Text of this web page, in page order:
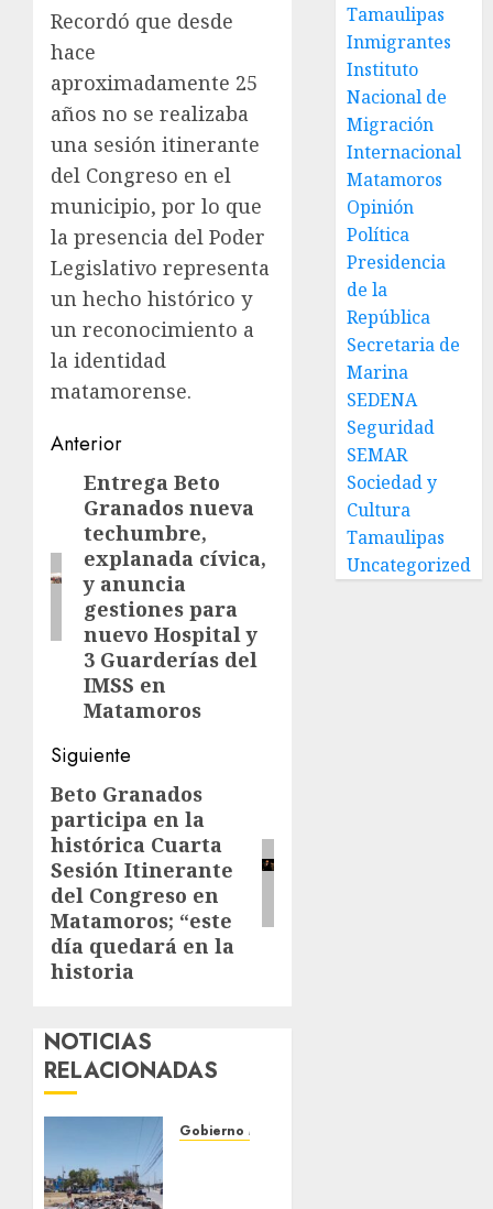
Recordó que desde
hace
aproximadamente 25
años no se realizaba
una sesión itinerante
del Congreso en el
municipio, por lo que
la presencia del Poder
Legislativo representa
un hecho histórico y
un reconocimiento a
la identidad
matamorense.
Post
navigation
Anterior
Entrada
anterior:
Entrega Beto
Granados nueva
techumbre,
explanada cívica,
y anuncia
gestiones para
nuevo Hospital y
3 Guarderías del
IMSS en
Matamoros
Siguiente
Siguiente
entrada:
Beto Granados
participa en la
histórica Cuarta
Sesión Itinerante
del Congreso en
Matamoros; “este
día quedará en la
historia
NOTICIAS
RELACIONADAS
Gobierno Matamoros
Tamaulipas
Inmigrantes
Instituto
Nacional de
Migración
Internacional
Matamoros
Opinión
Política
Presidencia
de la
República
Secretaria de
Marina
SEDENA
Seguridad
SEMAR
Sociedad y
Cultura
Tamaulipas
Uncategorized